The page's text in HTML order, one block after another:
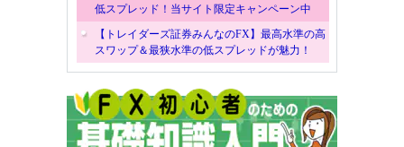
低スプレッド！当サイト限定キャンペーン中
【トレイダーズ証券みんなのFX】最高水準の高
スワップ＆最狭水準の低スプレッドが魅力！